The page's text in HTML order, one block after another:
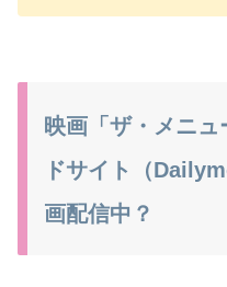
映画「ザ・メニ
ドサイト（
画配信中？